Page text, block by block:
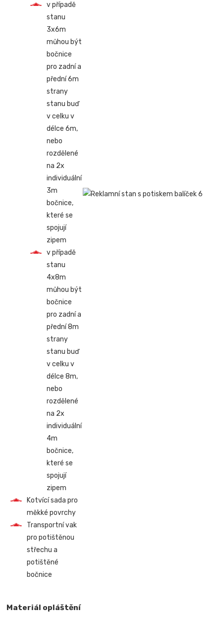
v případě
stanu
3x6m
můhou být
bočnice
pro zadní a
přední 6m
strany
stanu buď
v celku v
délce 6m,
nebo
rozdělené
na 2x
individuální
3m
bočnice,
které se
spojují
zipem
v případě
stanu
4x8m
můhou být
bočnice
pro zadní a
přední 8m
strany
stanu buď
v celku v
délce 8m,
nebo
rozdělené
na 2x
individuální
4m
bočnice,
které se
spojují
zipem
Kotvící sada pro
měkké povrchy
Transportní vak
pro potištěnou
střechu a
potištěné
bočnice
Materiál opláštění